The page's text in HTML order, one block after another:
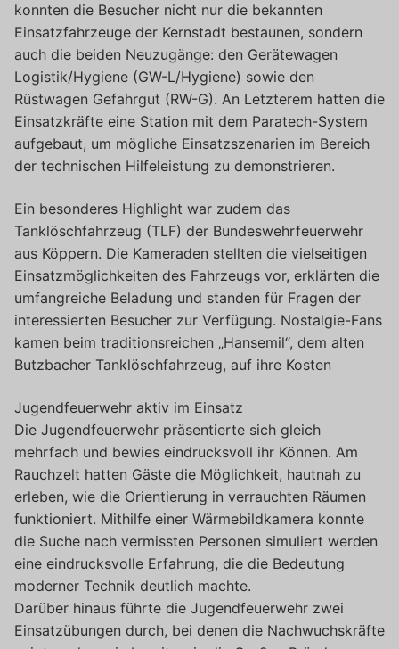
konnten die Besucher nicht nur die bekannten
Einsatzfahrzeuge der Kernstadt bestaunen, sondern
auch die beiden Neuzugänge: den Gerätewagen
Logistik/Hygiene (GW-L/Hygiene) sowie den
Rüstwagen Gefahrgut (RW-G). An Letzterem hatten die
Einsatzkräfte eine Station mit dem Paratech-System
aufgebaut, um mögliche Einsatzszenarien im Bereich
der technischen Hilfeleistung zu demonstrieren.
Ein besonderes Highlight war zudem das
Tanklöschfahrzeug (TLF) der Bundeswehrfeuerwehr
aus Köppern. Die Kameraden stellten die vielseitigen
Einsatzmöglichkeiten des Fahrzeugs vor, erklärten die
umfangreiche Beladung und standen für Fragen der
interessierten Besucher zur Verfügung. Nostalgie-Fans
kamen beim traditionsreichen „Hansemil“, dem alten
Butzbacher Tanklöschfahrzeug, auf ihre Kosten
Jugendfeuerwehr aktiv im Einsatz
Die Jugendfeuerwehr präsentierte sich gleich
mehrfach und bewies eindrucksvoll ihr Können. Am
Rauchzelt hatten Gäste die Möglichkeit, hautnah zu
erleben, wie die Orientierung in verrauchten Räumen
funktioniert. Mithilfe einer Wärmebildkamera konnte
die Suche nach vermissten Personen simuliert werden
eine eindrucksvolle Erfahrung, die die Bedeutung
moderner Technik deutlich machte.
Darüber hinaus führte die Jugendfeuerwehr zwei
Einsatzübungen durch, bei denen die Nachwuchskräfte